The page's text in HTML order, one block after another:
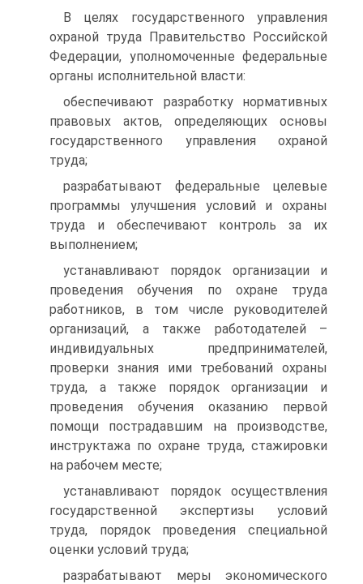
В целях государственного управления
охраной труда Правительство Российской
Федерации, уполномоченные федеральные
органы исполнительной власти:
обеспечивают разработку нормативных
правовых актов, определяющих основы
государственного управления охраной
труда;
разрабатывают федеральные целевые
программы улучшения условий и охраны
труда и обеспечивают контроль за их
выполнением;
устанавливают порядок организации и
проведения обучения по охране труда
работников, в том числе руководителей
организаций, а также работодателей –
индивидуальных предпринимателей,
проверки знания ими требований охраны
труда, а также порядок организации и
проведения обучения оказанию первой
помощи пострадавшим на производстве,
инструктажа по охране труда, стажировки
на рабочем месте;
устанавливают порядок осуществления
государственной экспертизы условий
труда, порядок проведения специальной
оценки условий труда;
разрабатывают меры экономического